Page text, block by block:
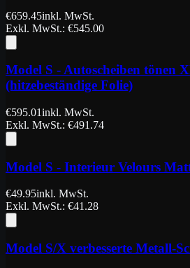
€659.45inkl. MwSt.
Exkl. MwSt.: €545.00
Model S - Autoscheiben tönen
(hitzebeständige Folie)
€595.01inkl. MwSt.
Exkl. MwSt.: €491.74
Model S - Interieur Velours
€49.95inkl. MwSt.
Exkl. MwSt.: €41.28
Model S/X verbesserte Metall-